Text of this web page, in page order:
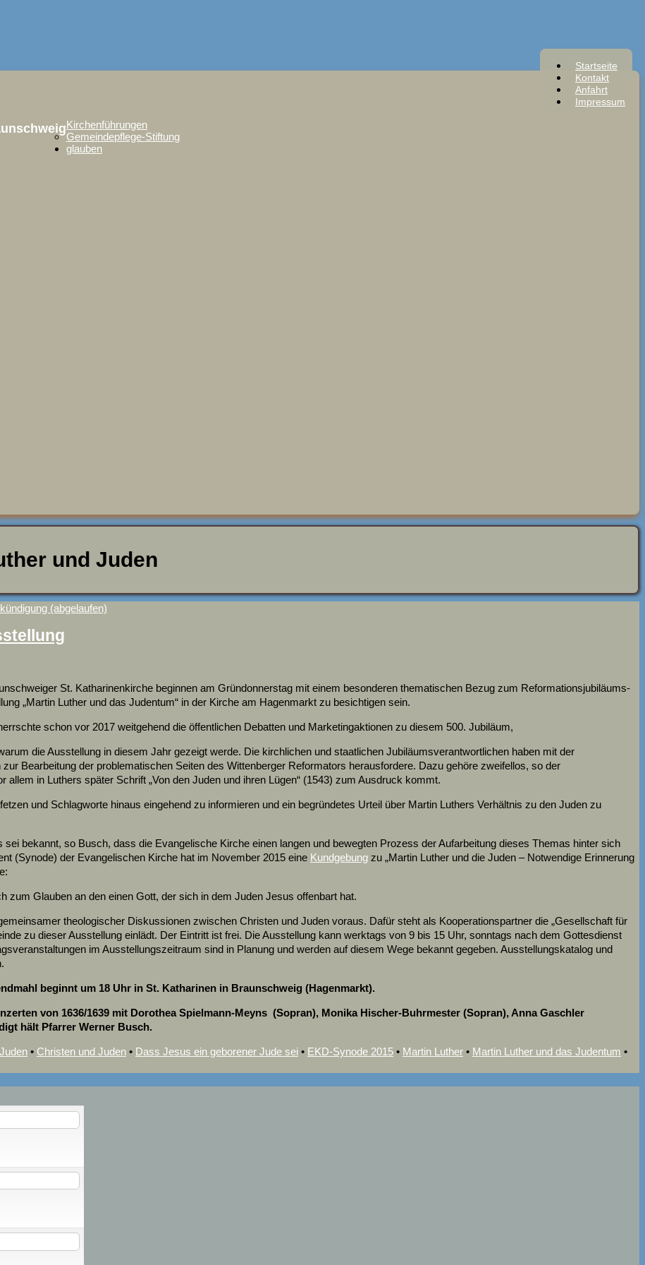
Startseite
Kontakt
Anfahrt
Impressum
Kirchenführungen
Gemeindepflege-Stiftung
glauben
und Juden
(abgelaufen)
St. Katharinenkirche beginnen am Gründonnerstag mit einem besonderen thematischen Bezug zum Reformationsjubiläums-
„Martin Luther und das Judentum“ in der Kirche am Hagenmarkt zu besichtigen sein.
schon vor 2017 weitgehend die öffentlichen Debatten und Marketingaktionen zu diesem 500. Jubiläum,
die Ausstellung in diesem Jahr gezeigt werde. Die kirchlichen und staatlichen Jubiläumsverantwortlichen haben mit der
Bearbeitung der problematischen Seiten des Wittenberger Reformators herausfordere. Dazu gehöre zweifellos, so der
in Luthers später Schrift „Von den Juden und ihren Lügen“ (1543) zum Ausdruck kommt.
und Schlagworte hinaus eingehend zu informieren und ein begründetes Urteil über Martin Luthers Verhältnis zu den Juden zu
bekannt, so Busch, dass die Evangelische Kirche einen langen und bewegten Prozess der Aufarbeitung dieses Themas hinter sich
(Synode) der Evangelischen Kirche hat im November 2015 eine Kundgebung zu „Martin Luther und die Juden – Notwendige Erinnerung
zum Glauben an den einen Gott, der sich in dem Juden Jesus offenbart hat.
theologischer Diskussionen zwischen Christen und Juden voraus. Dafür steht als Kooperationspartner die „Gesellschaft für
zu dieser Ausstellung einlädt. Der Eintritt ist frei. Die Ausstellung kann werktags von 9 bis 15 Uhr, sonntags nach dem Gottesdienst
im Ausstellungszeitraum sind in Planung und werden auf diesem Wege bekannt gegeben. Ausstellungskatalog und
beginnt um 18 Uhr in St. Katharinen in Braunschweig (Hagenmarkt).
von 1636/1639 mit Dorothea Spielmann-Meyns (Sopran), Monika Hischer-Buhrmester (Sopran), Anna Gaschler
hält Pfarrer Werner Busch.
• Christen und Juden • Dass Jesus ein geborener Jude sei • EKD-Synode 2015 • Martin Luther • Martin Luther und das Judentum •